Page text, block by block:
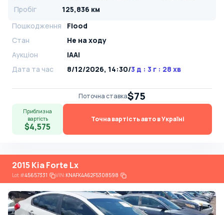
Пробіг
125,836 км
Пошкодження
Flood
Стан
Не на ходу
Аукціон
IAAI
Дата та час
8/12/2026, 14:30/3 д : 3 г : 28 хв
Поточна ставка$75
Приблизна
вартість
$4,575
Точна вартість авто в Україні
2015 Kia Forte Lx
Lot#45657331 VIN:KNAFK4A62F5308598